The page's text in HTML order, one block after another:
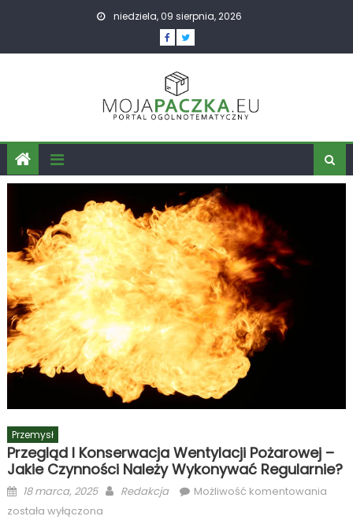
niedziela, 09 sierpnia, 2026
Przemysł
Przegląd I Konserwacja Wentylacji Pożarowej –
Jakie Czynności Należy Wykonywać Regularnie?
Posted
on
18 marca, 2025 Author
Redakcja Możliwość komentowania
została wyłączona